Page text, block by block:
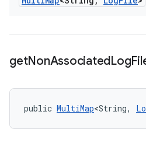
getNonAssociatedLog
public MultiMap<String,